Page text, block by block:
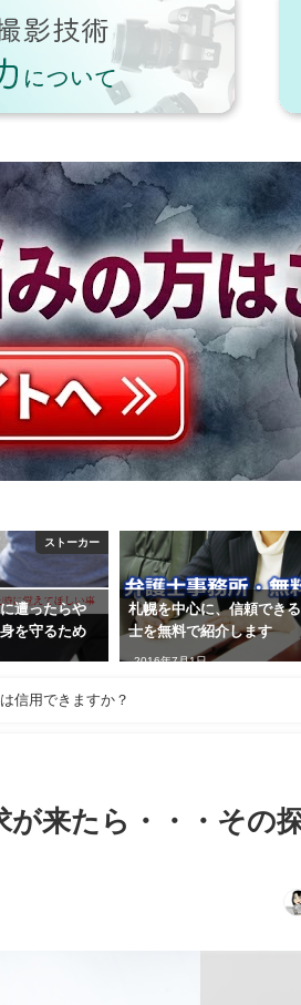
TOP
できる弁護
す
婚活サイトの出会いで気
たい５つの事
2017年3月15日
信用できますか？
来たら・・・その